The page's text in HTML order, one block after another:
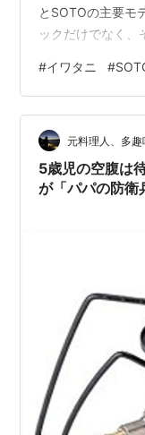
とSOTOの主要モ
ックだけでなく、
1. 岩谷産業（イ
代名詞、イワタニ
ンベ）が使えて、
ウトドアキャンプ
(2,300kcal/h) 重
#イワタニ #
元料理人、多趣
5歳児の空腹は
が「パパの防衛